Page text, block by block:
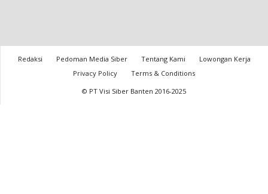
Redaksi Pedoman Media Siber Tentang Kami
Lowongan Kerja
Privacy Policy
Terms & Conditions
© PT Visi Siber Banten 2016-2025